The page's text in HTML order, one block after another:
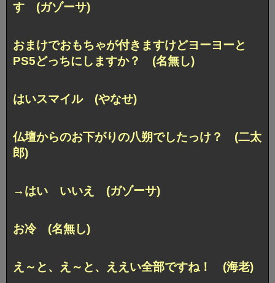
す (ガゾーサ)
おまけでおもちゃが付きますけどヨーヨーと
PS5どっちにしますか？ (名無し)
はいスマイル (やなせ)
仏壇からのお下がりの八朔でしたっけ？ (二太
郎)
→はい いいえ (ガゾーサ)
お冷 (名無し)
え～と、え～と、ええい全部ですね！ (海老)